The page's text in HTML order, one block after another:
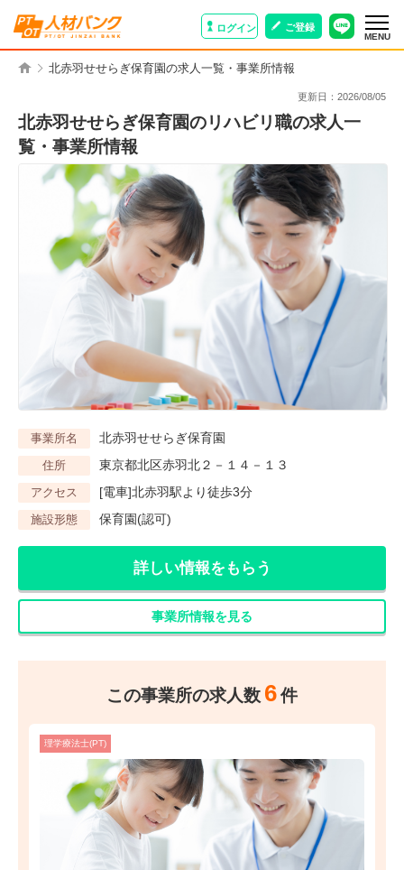
ログイン ご登録
MENU
北赤羽せせらぎ保育園の求人一覧・事業所情報
更新日： 2026/08/05
北赤羽せせらぎ保育園のリハビリ職の求人一
覧・事業所情報
事業所名 北赤羽せせらぎ保育園
住所 東京都北区赤羽北２－１４－１３
アクセス [電車]北赤羽駅より徒歩3分
施設形態 保育園(認可)
詳しい情報をもらう
事業所情報を見る
この事業所の求人数 6件
理学療法士(PT)